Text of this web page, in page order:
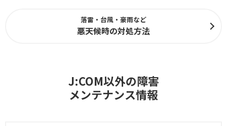
落雷・台風・豪雨など
悪天候時の対処方法
J:COM以外の障害
メンテナンス情報